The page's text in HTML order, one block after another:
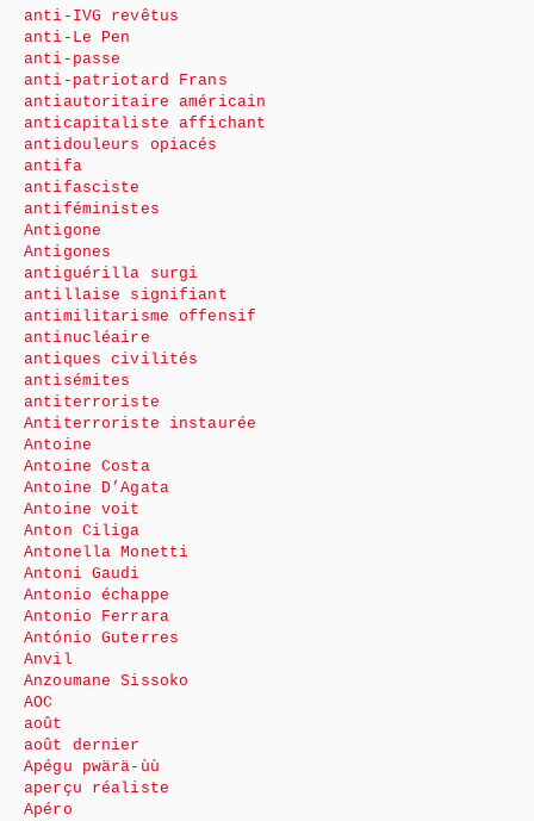
anti-IVG revêtus
anti-Le Pen
anti-passe
anti-patriotard Frans
antiautoritaire américain
anticapitaliste affichant
antidouleurs opiacés
antifa
antifasciste
antiféministes
Antigone
Antigones
antiguérilla surgi
antillaise signifiant
antimilitarisme offensif
antinucléaire
antiques civilités
antisémites
antiterroriste
Antiterroriste instaurée
Antoine
Antoine Costa
Antoine D’Agata
Antoine voit
Anton Ciliga
Antonella Monetti
Antoni Gaudi
Antonio échappe
Antonio Ferrara
António Guterres
Anvil
Anzoumane Sissoko
AOC
août
août dernier
Apégu pwärä-ùù
aperçu réaliste
Apéro